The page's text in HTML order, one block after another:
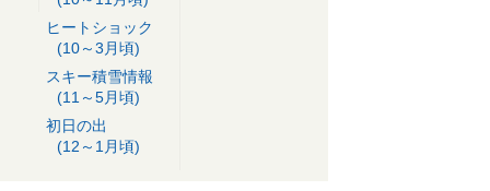
ヒートショック
(10～3月頃)
スキー積雪情報
(11～5月頃)
初日の出
(12～1月頃)